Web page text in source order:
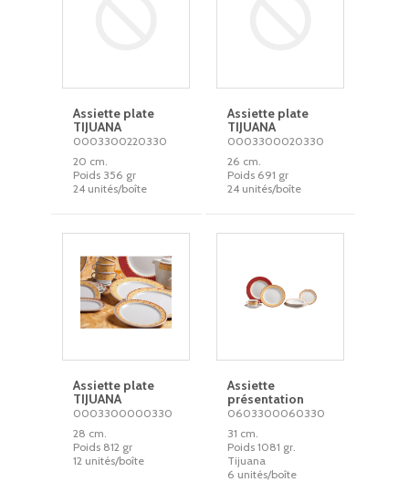
Assiette plate
TIJUANA
0003300220330
20 cm.
Poids 356 gr
24 unités/boîte
Assiette plate
TIJUANA
0003300020330
26 cm.
Poids 691 gr
24 unités/boîte
Assiette plate
TIJUANA
0003300000330
28 cm.
Poids 812 gr
12 unités/boîte
Assiette
présentation
0603300060330
31 cm.
Poids 1081 gr.
Tijuana
6 unités/boîte